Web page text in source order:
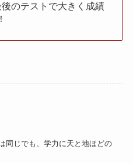
のテストで大きく成績
同じでも、学力に天と地ほどの